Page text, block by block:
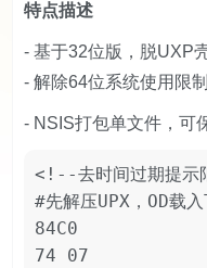
特点描述
- 基于32位版，脱UXP
- 解除64位系统使用限
- NSIS打包单文件，可
<!--去时间过期提示
#先解压UPX，OD
84C0
74 07